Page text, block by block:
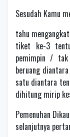
Sesudah Kamu
tahu
tiket ke-3
pemimpin /
beruang
satu diantara
dihitung mirip
Pemenuhan
selanjutnya